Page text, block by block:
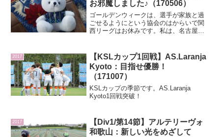
お邪魔しました♪（170506）
ゴールデンウィークは、選手が家族と過
ごせるようにという協会のはからいで関
西リーグはお休みです。私は、名古屋で
とも考えていたのですが、鈴鹿サポさん
のはからいで、開幕戦に...
2017
【KSLカップ1回戦】AS.Laranja
Kyoto：目指せ優勝！
（171007）
KSLカップの季節です。AS.Laranja
Kyoto1回戦突破！
2017
【Div1/第14節】アルテリーヴォ
和歌山：新しい光をめざして